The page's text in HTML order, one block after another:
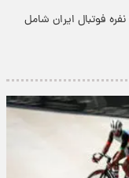
وزارت خارجه آمریکا با رد درخواست ویزای هیئت ۹ نفره فوتبال ایران شامل